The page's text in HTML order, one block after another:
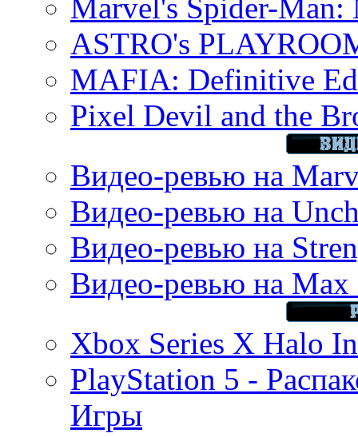
Marvel's Spider-Man:
ASTRO's
MAFIA: Definitive
Pixel Devil and the
Видео-ревью на
Видео-ревью на
Видео-ревью на
Видео-ревью на Max
Xbox Series X Halo
PlayStation 5 -
Игры